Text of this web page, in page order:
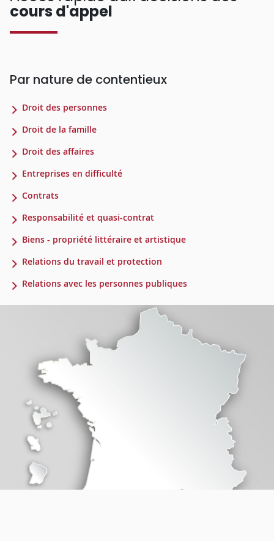
cours d'appel
Par nature de contentieux
Droit des personnes
Droit de la famille
Droit des affaires
Entreprises en difficulté
Contrats
Responsabilité et quasi-contrat
Biens - propriété littéraire et artistique
Relations du travail et protection
Relations avec les personnes publiques